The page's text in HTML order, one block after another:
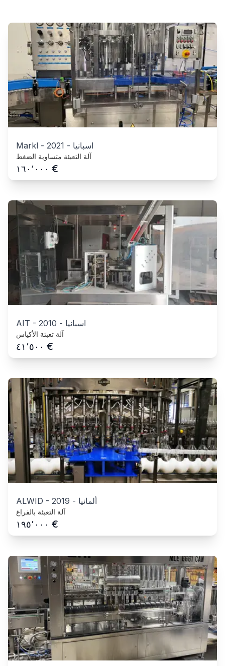
Markl - 2021 - اسبانيا
آلة التعبئة متساوية الضغط
١٦٠٬٠٠٠ €
AIT - 2010 - اسبانيا
آلة تعبئة الأكياس
٤١٬٥٠٠ €
ALWID - 2019 - ألمانيا
آلة التعبئة بالفراغ
١٩٥٬٠٠٠ €